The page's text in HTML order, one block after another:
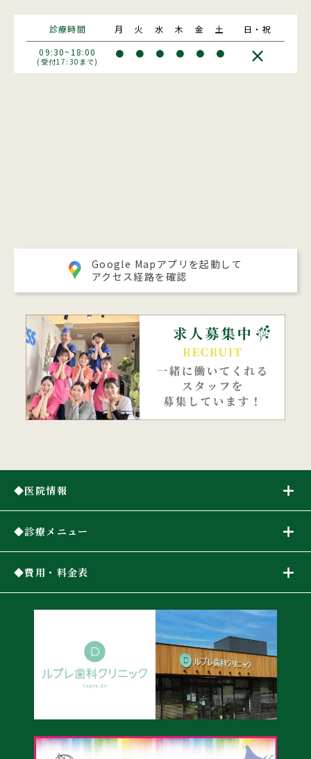
診療時間 月 火 水 木 金 土
日・祝
09:30~18:00
(受付17:30まで)
● ● ● ● ● ● ×
Google Mapアプリを起動して
アクセス経路を確認
医院情報
診療メニュー
費用・料金表